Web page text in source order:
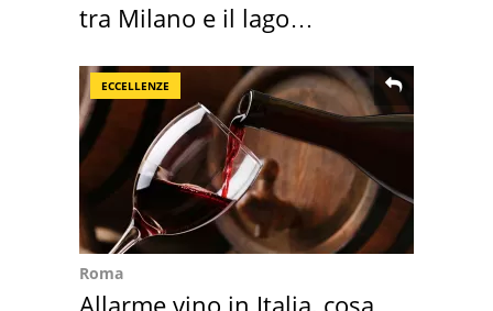
tra Milano e il lago
ECCELLENZE
Roma
Allarme vino in Italia, cosa